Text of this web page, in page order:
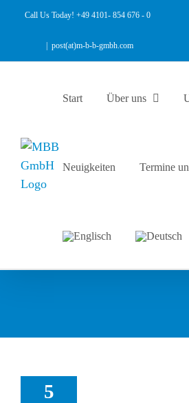
Call Us Today! +49 4101- 854 676 - 0
post(at)m-b-b-gmbh.com
Start Über uns
Neuigkeiten Termine
5
Ex-Asien